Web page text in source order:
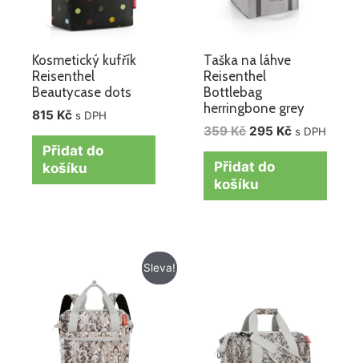
Kosmetický kufřík
Reisenthel
Beautycase dots
815 Kč s DPH
Přidat do
košíku
Taška na láhve
Reisenthel
Bottlebag
herringbone grey
359Kč 295 Kč s DPH
Přidat do
košíku
Sleva!
cena
byla:
1
275 Kč.
Aktuální
cena